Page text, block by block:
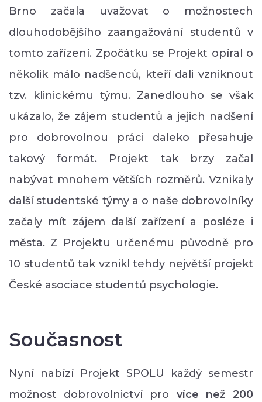
Brno začala uvažovat o možnostech
dlouhodobějšího zaangažování studentů v
tomto zařízení. Zpočátku se Projekt opíral o
několik málo nadšenců, kteří dali vzniknout
tzv. klinickému týmu. Zanedlouho se však
ukázalo, že zájem studentů a jejich nadšení
pro dobrovolnou práci daleko přesahuje
takový formát. Projekt tak brzy začal
nabývat mnohem větších rozměrů. Vznikaly
další studentské týmy a o naše dobrovolníky
začaly mít zájem další zařízení a posléze i
města. Z Projektu určenému původně pro
10 studentů tak vznikl tehdy největší projekt
České asociace studentů psychologie.
Současnost
Nyní nabízí Projekt SPOLU každý semestr
možnost dobrovolnictví pro více než 200